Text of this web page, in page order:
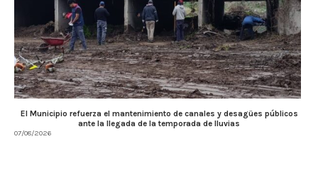
El Municipio refuerza el mantenimiento de canales y desagües públicos
ante la llegada de la temporada de lluvias
07/08/2026